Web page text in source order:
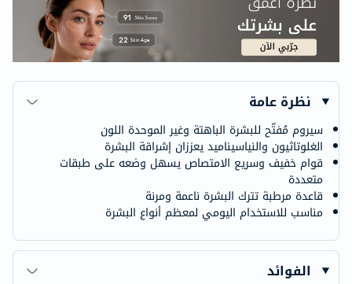
نظرة عامة
سيروم مُفتّح للبشرة الباهتة وغير الموحدة اللون
الغلوتاثيون والنياسيناميد يعززان إشراقة البشرة
قوام خفيف وسريع الامتصاص يسهل وضعه على طبقات
متعددة
قاعدة مرطبة تترك البشرة ناعمة ومرنة
مناسب للاستخدام اليومي لمعظم أنواع البشرة
الفوائد